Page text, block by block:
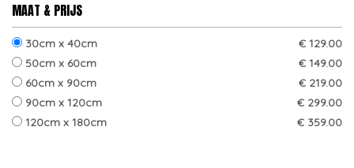
MAAT & PRIJS
30cm x 40cm
€ 129.00
50cm x 60cm
€ 149.00
60cm x 90cm
€ 219.00
90cm x 120cm
€ 299.00
120cm x 180cm
€ 359.00